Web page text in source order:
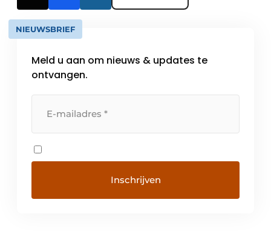
NIEUWSBRIEF
Meld u aan om nieuws & updates te
ontvangen.